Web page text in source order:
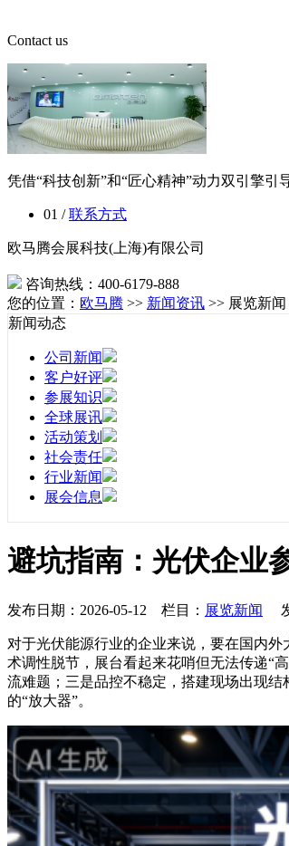
Contact us
凭借“科技创新”和“匠心精神”动力双引擎
01 /联系方式
欧马腾会展科技(上海)有限公司
咨询热线：400-6179-888
您的位置： 欧马腾 >> 新闻资讯 >> 展览新闻
新闻动态
公司新闻
客户好评
参展知识
全球展讯
活动策划
社会责任
行业新闻
展会信息
避坑指南：光伏企业
发布日期：2026-05-12 栏目： 展览新闻 发
对于光伏能源行业的企业来说，要在国内
术调性脱节，展台看起来花哨但无法传递“
流难题；三是品控不稳定，搭建现场出现
的“放大器”。